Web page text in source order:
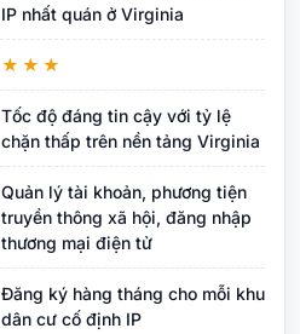
IP nhất quán ở Virginia
★★★
Tốc độ đáng tin cậy với tỷ lệ
chặn thấp trên nền tảng Virginia
Quản lý tài khoản, phương tiện
truyền thông xã hội, đăng nhập
thương mại điện tử
Đăng ký hàng tháng cho mỗi khu
dân cư cố định IP